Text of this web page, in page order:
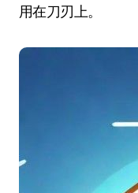
用在刀刃上。